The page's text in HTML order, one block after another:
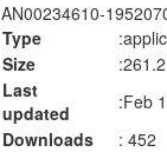
AN00234610-
Type
Size
Last
updated
:Feb
Downloads
: 452